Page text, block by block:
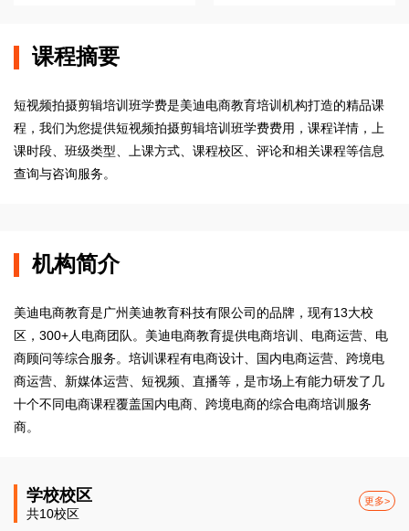
课程摘要
短视频拍摄剪辑培训班学费是美迪电商教育培训机构打造的精品课
程，我们为您提供短视频拍摄剪辑培训班学费费用，课程详情，上
课时段、班级类型、上课方式、课程校区、评论和相关课程等信息
查询与咨询服务。
机构简介
美迪电商教育是广州美迪教育科技有限公司的品牌，现有13大校
区，300+人电商团队。美迪电商教育提供电商培训、电商运营、电
商顾问等综合服务。培训课程有电商设计、国内电商运营、跨境电
商运营、新媒体运营、短视频、直播等，是市场上有能力研发了几
十个不同电商课程覆盖国内电商、跨境电商的综合电商培训服务
商。
学校校区
共10校区
更多>